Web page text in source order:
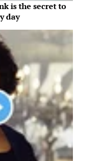
is the secret to
day